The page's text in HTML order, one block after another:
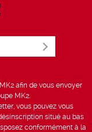
afin de vous envoyer
MK2.
vous pouvez vous
situé au bas
conformément à la